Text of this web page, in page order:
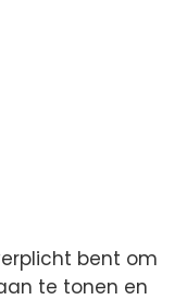
bent om
te tonen en